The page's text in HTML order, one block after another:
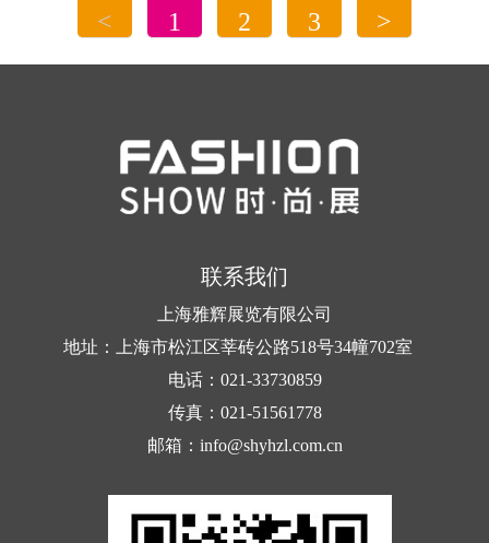
质，那必须是JOYS AND SAND。JOYS AND SAND
直播导购模式;快手、斗鱼等直播平台则与电商平台
直播电商行业主要平台：当前，我国直播电商行
业主要平台有淘宝、抖音、快手、京东、唯品会、
各大平台...
< 1 2 3 >
联系我们
上海雅辉展览有限公司
地址：上海市松江区莘砖公路518号34幢702室
电话：021-33730859
传真：021-51561778
邮箱：info@shyhzl.com.cn